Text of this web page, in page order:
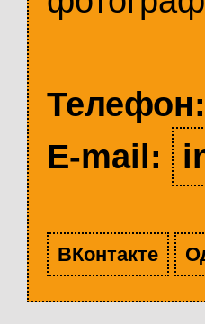
Телефон:
E-mail:
ВКонтакте